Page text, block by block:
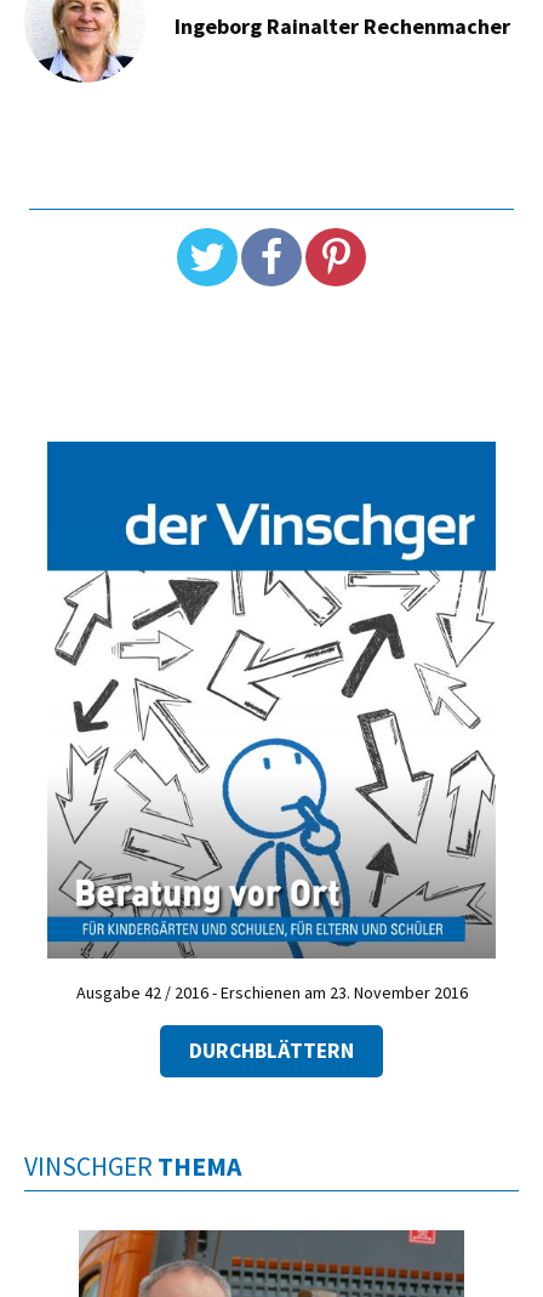
Ingeborg Rainalter Rechenmacher
Ausgabe 42 / 2016 - Erschienen am 23. November 2016
DURCHBLÄTTERN
VINSCHGER THEMA